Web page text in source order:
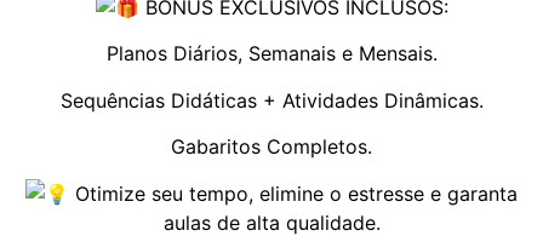
BÔNUS EXCLUSIVOS INCLUSOS:
Planos Diários, Semanais e Mensais.
Sequências Didáticas + Atividades Dinâmicas.
Gabaritos Completos.
Otimize seu tempo, elimine o estresse e garanta
aulas de alta qualidade.